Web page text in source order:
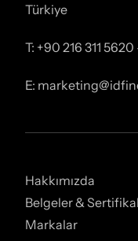
Türkiye
T: +90 216 311 5620
E:
Hakkımızda
Belgeler &
Markalar